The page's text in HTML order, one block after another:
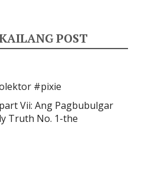
POST
#pixie
Vii: Ang Pagbubulgar
Truth No. 1-the